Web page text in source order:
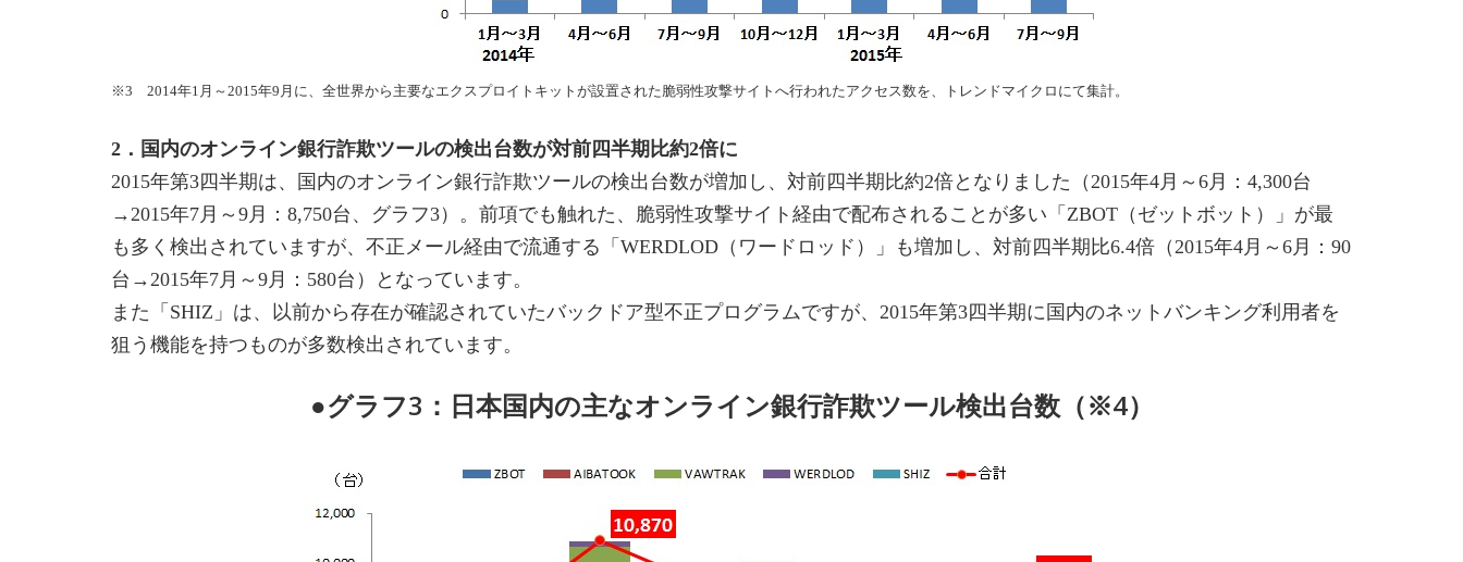
※3 2014年1月～2015年9月に、全世界から主要なエクスプロイトキットが設置された脆弱性攻撃サイトへ行われたアクセス数を、トレンドマイクロにて集計。
2．国内のオンライン銀行詐欺ツールの検出台数が対前四半期比約2倍に
2015年第3四半期は、国内のオンライン銀行詐欺ツールの検出台数が増加し、対前四半期比約2倍となりました（2015年4月～6月：4,300台
→2015年7月～9月：8,750台、グラフ3）。前項でも触れた、脆弱性攻撃サイト経由で配布されることが多い「ZBOT（ゼットボット）」が最
も多く検出されていますが、不正メール経由で流通する「WERDLOD（ワードロッド）」も増加し、対前四半期比6.4倍（2015年4月～6月：90
台→2015年7月～9月：580台）となっています。
また「SHIZ」は、以前から存在が確認されていたバックドア型不正プログラムですが、2015年第3四半期に国内のネットバンキング利用者を
狙う機能を持つものが多数検出されています。
●グラフ3：日本国内の主なオンライン銀行詐欺ツール検出台数（※4）